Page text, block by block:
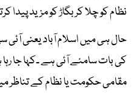
نظام کو چلا کر بگاڑ کو مزید پیدا
حال ہی میں اسلام آباد یعنی
کی بات سامنے آئی ہے ۔کہا جا
مقامی حکومت یا نظام کے تناظر